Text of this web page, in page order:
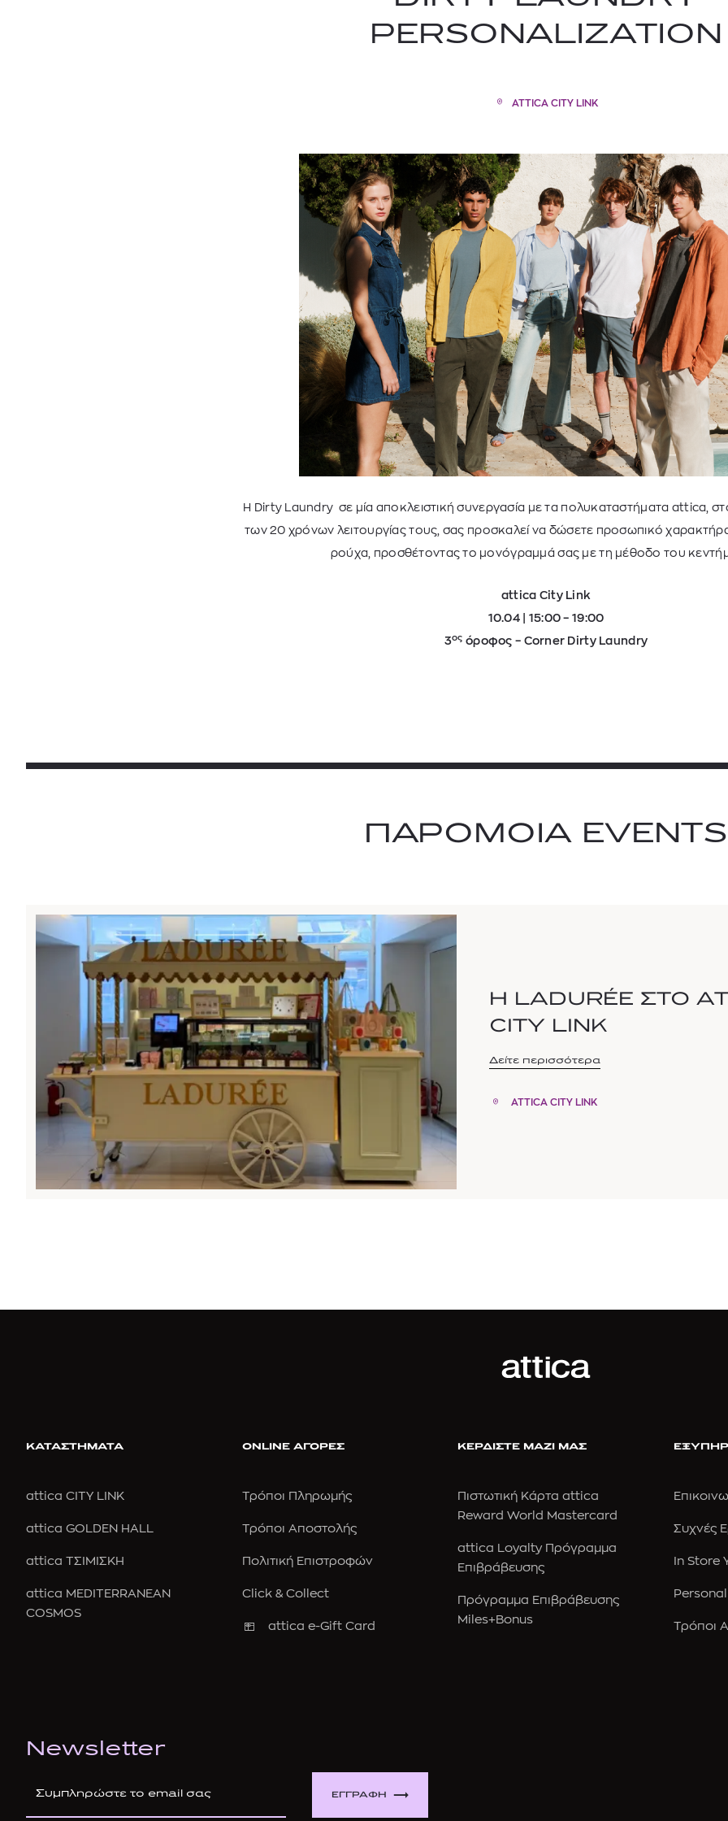
TOM FORD
SOLEIL BLANC PARFUM EAU DE TOILETTE | 50ml
365,00 OFFER
MIU MIU
421,00 €
MC2 SAINT
ΑΝΔΡΙΚΟ
120,00 €
PERSONALIZATION
ATTICA CITY LINK
Η Dirty Laundry σε μία αποκλειστική συνεργασία με τα πολυκαταστήματα attica,
των 20 χρόνων λειτουργίας τους, σας προσκαλεί να δώσετε προσωπικό
ρούχα, προσθέτοντας το μονόγραμμά σας με τη μέθοδο του
attica City Link
10.04 | 15:00 – 19:00
3ος όροφος – Corner Dirty Laundry
ΠΑΡΟΜΟΙΑ EVENTS
Η LADURÉE ΣΤΟ
CITY LINK
Δείτε περισσότερα
ATTICA CITY LINK
ΚΑΤΑΣΤΗΜΑΤΑ
attica CITY LINK
attica GOLDEN HALL
attica ΤΣΙΜΙΣΚΗ
attica MEDITERRANEAN
COSMOS
ONLINE ΑΓΟΡΕΣ
Τρόποι Πληρωμής
Τρόποι Αποστολής
Πολιτική Επιστροφών
Click & Collect
attica e-Gift Card
ΚΕΡΔΙΣΤΕ ΜΑΖΙ ΜΑΣ
Πιστωτική Κάρτα attica
Reward World Mastercard
attica Loyalty Πρόγραμμα
Επιβράβευσης
Πρόγραμμα Επιβράβευσης
Miles+Bonus
Συχνές
In Store
Τρόποι
Newsletter
ΕΓΓΡΑΦΗ